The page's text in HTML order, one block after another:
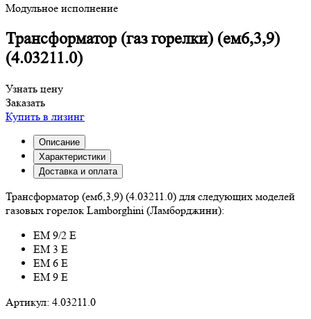
Модульное исполнение
Трансформатор (газ горелки) (ем6,3,9)
(4.03211.0)
Узнать цену
Заказать
Купить в лизинг
Описание
Характеристики
Доставка и оплата
Трансформатор (ем6,3,9) (4.03211.0) для следующих моделей
газовых горелок Lamborghini (Ламборджини):
EM 9/2 E
EM 3 E
EM 6 E
EM 9 E
Артикул: 4.03211.0